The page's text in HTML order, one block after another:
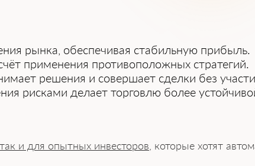
рынка, обеспечивая стабильную прибыль.
применения противоположных стратегий.
решения и совершает сделки без
рисками делает торговлю более
и для опытных инвесторов , которые хотят